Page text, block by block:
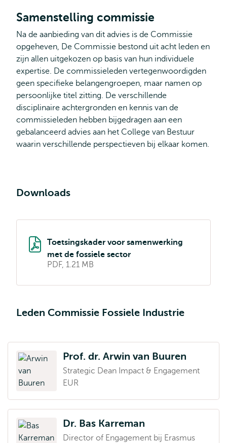
Samenstelling commissie
Na de aanbieding van dit advies is de Commissie
opgeheven, De Commissie bestond uit acht leden en
zijn allen uitgekozen op basis van hun individuele
expertise. De commissieleden vertegenwoordigden
geen specifieke belangengroepen, maar namen op
persoonlijke titel zitting. De verschillende
disciplinaire achtergronden en kennis van de
commissieleden hebben bijgedragen aan een
gebalanceerd advies aan het College van Bestuur
waarin verschillende perspectieven bij elkaar komen.
Downloads
Toetsingskader voor samenwerking
met de fossiele sector
PDF, 1.21 MB
Leden Commissie Fossiele Industrie
Prof. dr. Arwin van Buuren
Strategic Dean Impact & Engagement
EUR
Dr. Bas Karreman
Director of Engagement bij Erasmus